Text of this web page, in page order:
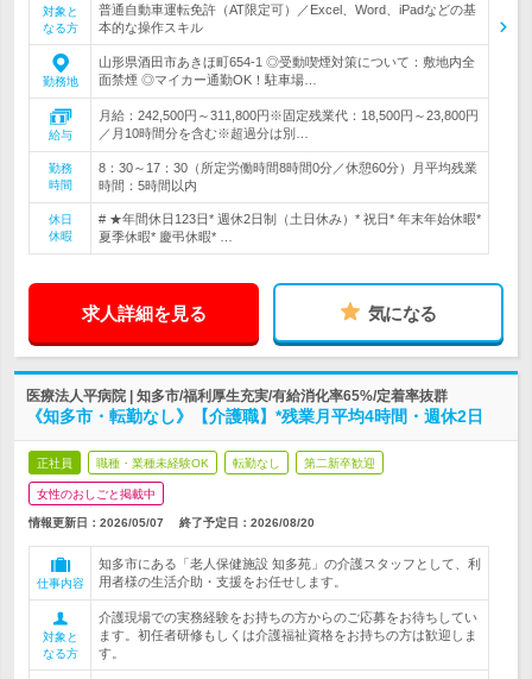
対象と
なる方
普通自動車運転免許（AT限定可）／Excel、Word、iPadなどの基
本的な操作スキル
勤務地
山形県酒田市あきほ町654-1 ◎受動喫煙対策について：敷地内全
面禁煙 ◎マイカー通勤OK！駐車場…
給与
月給：242,500円～311,800円※固定残業代：18,500円～23,800円
／月10時間分を含む※超過分は別…
勤務
時間
8：30～17：30（所定労働時間8時間0分／休憩60分）月平均残業
時間：5時間以内
休日
休暇
# ★年間休日123日* 週休2日制（土日休み）* 祝日* 年末年始休暇*
夏季休暇* 慶弔休暇* …
求人詳細を見る 気になる
医療法人平病院 | 知多市/福利厚生充実/有給消化率65%/定着率抜群
《知多市・転勤なし》【介護職】*残業月平均4時間・週休2日
正社員 職種・業種未経験OK 転勤なし 第二新卒歓迎
女性のおしごと掲載中
情報更新日：2026/05/07 終了予定日： 2026/08/20
仕事内容
知多市にある「老人保健施設 知多苑」の介護スタッフとして、利
用者様の生活介助・支援をお任せします。
対象と
なる方
介護現場での実務経験をお持ちの方からのご応募をお待ちしてい
ます。初任者研修もしくは介護福祉資格をお持ちの方は歓迎しま
す。